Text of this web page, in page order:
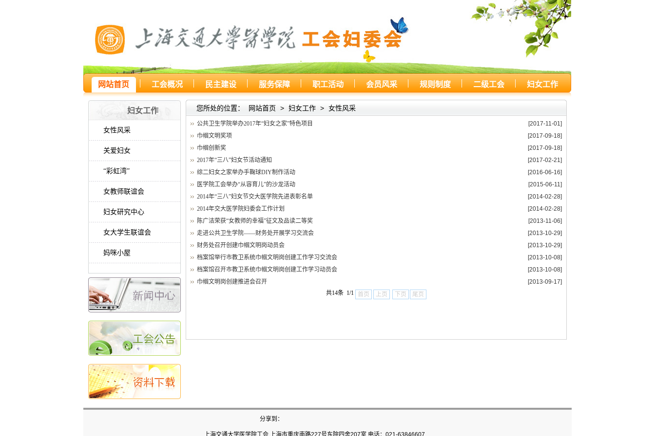
上海交通大学医学院工会 上海市重庆南路227号东院四舍207室 电话：021-63846607
分享到：
网站首页 工会概况 民主建设 服务保障 职工活动 会员风采 规则制度 二级工会 妇女工作
妇女工作
女性风采
关爱妇女
“彩虹湾”
女教师联谊会
妇女研究中心
女大学生联谊会
妈咪小屋
公共卫生学院举办2017年“妇女之家”特色项目
[2017-11-01]
巾帼文明奖项
[2017-09-18]
巾帼创新奖
[2017-09-18]
2017年“三八”妇女节活动通知
[2017-02-21]
综二妇女之家举办手鞠球DIY制作活动
[2016-06-16]
医学院工会举办“从容育儿”的沙龙活动
[2015-06-11]
2014年“三八”妇女节交大医学院先进表彰名单
[2014-02-28]
2014年交大医学院妇委会工作计划
[2014-02-28]
陈广洁荣获“女教师的幸福”征文及品读二等奖
[2013-11-06]
走进公共卫生学院——财务处开展学习交流会
[2013-10-29]
财务处召开创建巾帼文明岗动员会
[2013-10-29]
档案馆举行市教卫系统巾帼文明岗创建工作学习交流会
[2013-10-08]
档案馆召开市教卫系统巾帼文明岗创建工作学习动员会
[2013-10-08]
巾帼文明岗创建推进会召开
[2013-09-17]
共14条 1/1
首页 上页 下页 尾页
您所处的位置： 网站首页 > 妇女工作 > 女性风采